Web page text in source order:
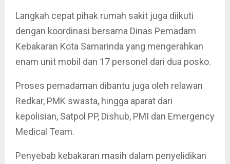
Langkah cepat pihak rumah sakit juga diikuti
dengan koordinasi bersama Dinas Pemadam
Kebakaran Kota Samarinda yang mengerahkan
enam unit mobil dan 17 personel dari dua posko.
Proses pemadaman dibantu juga oleh relawan
Redkar, PMK swasta, hingga aparat dari
kepolisian, Satpol PP, Dishub, PMI dan Emergency
Medical Team.
Penyebab kebakaran masih dalam penyelidikan